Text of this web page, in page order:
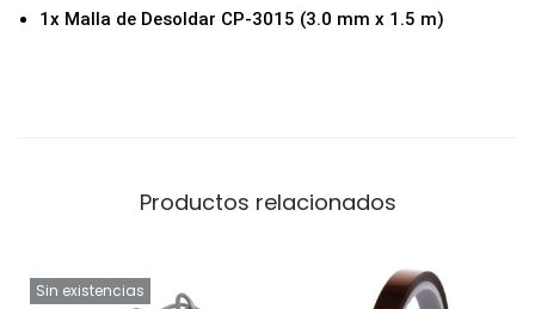
n
1x Malla de Desoldar CP-3015 (3.0 mm x 1.5 m)
Productos relacionados
Sin existencias